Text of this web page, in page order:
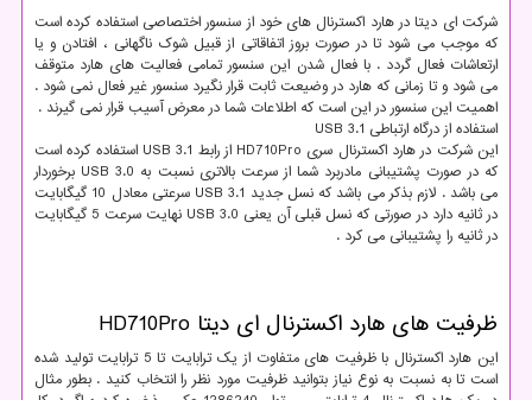
شرکت ای دیتا در هارد اکسترنال های خود از سنسور اختصاصی استفاده کرده است
که موجب می شود تا در صورت بروز اتفاقاتی از قبیل شوک ناگهانی ، افتادن و یا
ارتعاشات فعال گردد . با فعال شدن این سنسور تمامی فعالیت های هارد متوقف
می شود و تا زمانی که هارد در وضیعت ثابت قرار نگیرد سنسور غیر فعال نمی شود .
اهمیت این سنسور در این است که اطلاعات شما در معرض آسیب قرار نمی گیرند .
استفاده از درگاه ارتباطی USB 3.1
این شرکت در هارد اکسترنال سری HD710Pro از رابط USB 3.1 استفاده کرده است
که در صورت پشتیبانی مادربرد شما از سرعت بالاتری نسبت به USB 3.0 برخوردار
می باشد . لازم بذکر می باشد که نسل جدید USB 3.1 سرعتی معادل 10 گیگابایت
در ثانیه دارد در صورتی که نسل قبلی آن یعنی USB 3.0 نهایت سرعت 5 گیگابایت
در ثانیه را پشتیبانی می کرد .
ظرفیت های هارد اکسترنال ای دیتا HD710Pro
این هارد اکسترنال با ظرفیت های متفاوت از یک ترابایت تا 5 ترابایت تولید شده
است تا به نسبت به نوع نیاز بتوانید ظرفیت مورد نظر را انتخاب کنید . بطور مثال